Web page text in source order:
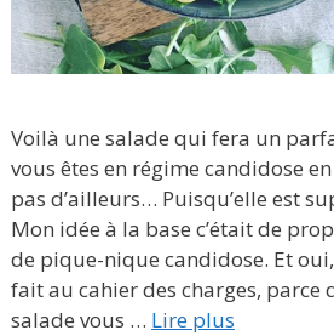
Voilà une salade qui fera un
vous êtes en régime candidose
pas d’ailleurs… Puisqu’elle est
Mon idée à la base c’était de
de pique-nique candidose. Et
fait au cahier des charges, parce
salade vous … Lire plus